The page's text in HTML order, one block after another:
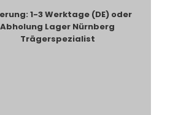
1-3 Werktage (DE) oder
Abholung Lager Nürnberg
Trägerspezialist